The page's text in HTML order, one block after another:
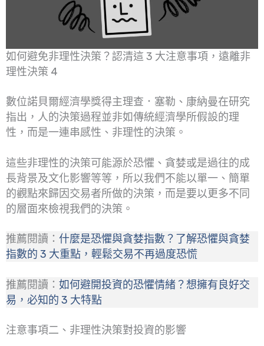
如何避免非理性決策？認清這 3 大注意事項，遠離非
理性決策 4
數位諾貝爾經濟學獎得主理查．塞勒、康納曼在研究
指出，人的決策過程並非如傳統經濟學所假設的理
性，而是一連串感性、非理性的決策。
這些非理性的決策可能源於恐懼、貪婪或是過往的成
長背景及文化影響等等，所以我們不能以單一、簡單
的觀點來歸因交易者所做的決策，而是要以更多不同
的層面來檢視我們的決策。
推薦閱讀： 什麼是恐懼與貪婪指數？了解恐懼與貪婪
指數的 3 大重點，輕鬆交易不再過度恐慌
推薦閱讀： 如何避開投資的恐懼情緒？想擁有良好交
易，必知的 3 大特點
注意事項二、非理性決策對投資的影響